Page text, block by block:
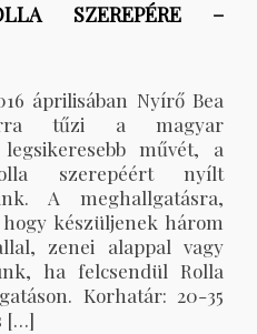
SZEREPÉRE –
áprilisában Nyírő Bea
tűzi a magyar
művét, a
szerepéért nyílt
A meghallgatásra,
készüljenek három
zenei alappal vagy
ha felcsendül Rolla
Korhatár: 20-35
[…]